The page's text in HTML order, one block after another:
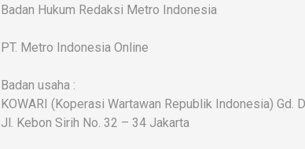
Badan Hukum Redaksi Metro Indonesia
PT. Metro Indonesia Online
Badan usaha :
KOWARI (Koperasi Wartawan Republik Indonesia) Gd.
Jl. Kebon Sirih No. 32 – 34 Jakarta